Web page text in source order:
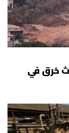
خرق في